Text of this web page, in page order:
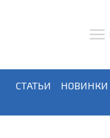
СТАТЬИ НОВИНКИ